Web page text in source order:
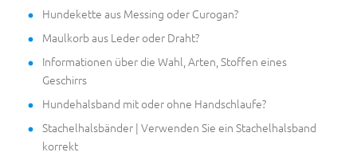
Hundekette aus Messing oder Curogan?
Maulkorb aus Leder oder Draht?
Informationen über die Wahl, Arten, Stoffen eines
Geschirrs
Hundehalsband mit oder ohne Handschlaufe?
Stachelhalsbänder | Verwenden Sie ein Stachelhalsband
korrekt